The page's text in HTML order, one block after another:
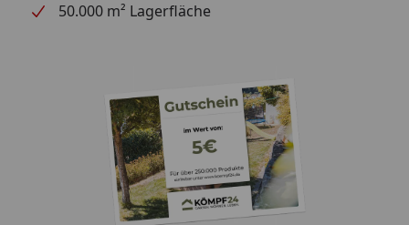
50.000 m² Lagerfläche